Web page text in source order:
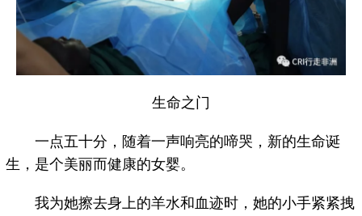
生命之门
一点五十分，随着一声响亮的啼哭，新的生命诞
生，是个美丽而健康的女婴。
我为她擦去身上的羊水和血迹时，她的小手紧紧拽